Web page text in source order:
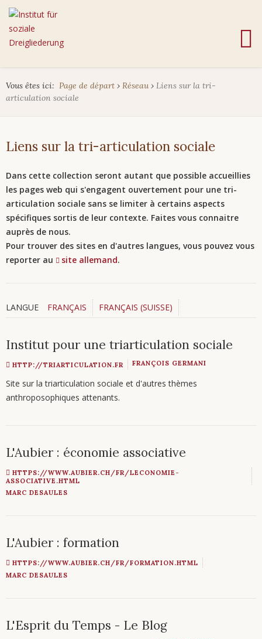
Vous êtes ici: Page de départ › Réseau › Liens sur la tri-
articulation sociale
Liens sur la tri-articulation sociale
Dans cette collection seront autant que possible accueillies
les pages web qui s'engagent ouvertement pour une tri-
articulation sociale sans se limiter à certains aspects
spécifiques sortis de leur contexte. Faites vous connaitre
auprès de nous.
Pour trouver des sites en d'autres langues, vous pouvez vous
reporter au
site allemand.
LANGUE FRANÇAIS FRANÇAIS (SUISSE)
Institut pour une triarticulation sociale
HTTP://TRIARTICULATION.FR FRANÇOIS GERMANI
Site sur la triarticulation sociale et d'autres thèmes
anthroposophiques attenants.
L'Aubier : économie associative
HTTPS://WWW.AUBIER.CH/FR/LECONOMIE-
ASSOCIATIVE.HTML
MARC DESAULES
L'Aubier : formation
HTTPS://WWW.AUBIER.CH/FR/FORMATION.HTML
MARC DESAULES
L'Esprit du Temps - Le Blog